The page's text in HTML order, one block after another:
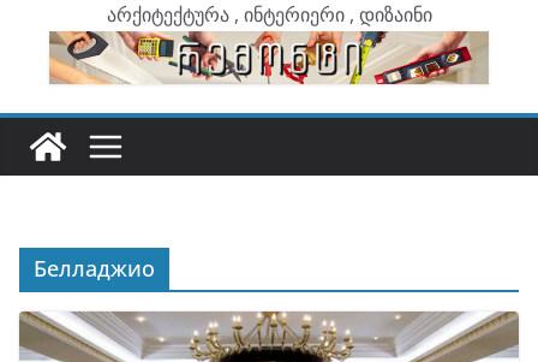
არქიტექტურა , ინტერიერი , დიზაინი
Белладжио